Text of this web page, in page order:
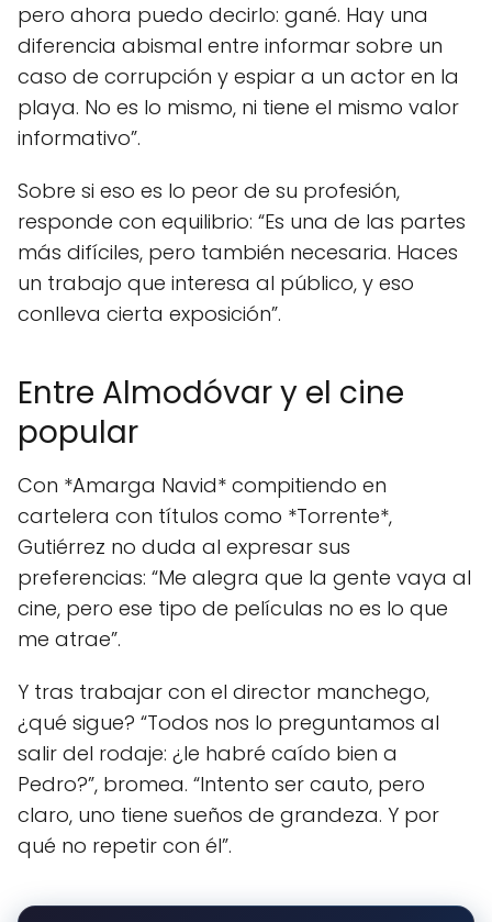
pero ahora puedo decirlo: gané. Hay una
diferencia abismal entre informar sobre un
caso de corrupción y espiar a un actor en la
playa. No es lo mismo, ni tiene el mismo valor
informativo”.
Sobre si eso es lo peor de su profesión,
responde con equilibrio: “Es una de las partes
más difíciles, pero también necesaria. Haces
un trabajo que interesa al público, y eso
conlleva cierta exposición”.
Entre Almodóvar y el cine
popular
Con *Amarga Navid* compitiendo en
cartelera con títulos como *Torrente*,
Gutiérrez no duda al expresar sus
preferencias: “Me alegra que la gente vaya al
cine, pero ese tipo de películas no es lo que
me atrae”.
Y tras trabajar con el director manchego,
¿qué sigue? “Todos nos lo preguntamos al
salir del rodaje: ¿le habré caído bien a
Pedro?”, bromea. “Intento ser cauto, pero
claro, uno tiene sueños de grandeza. Y por
qué no repetir con él”.